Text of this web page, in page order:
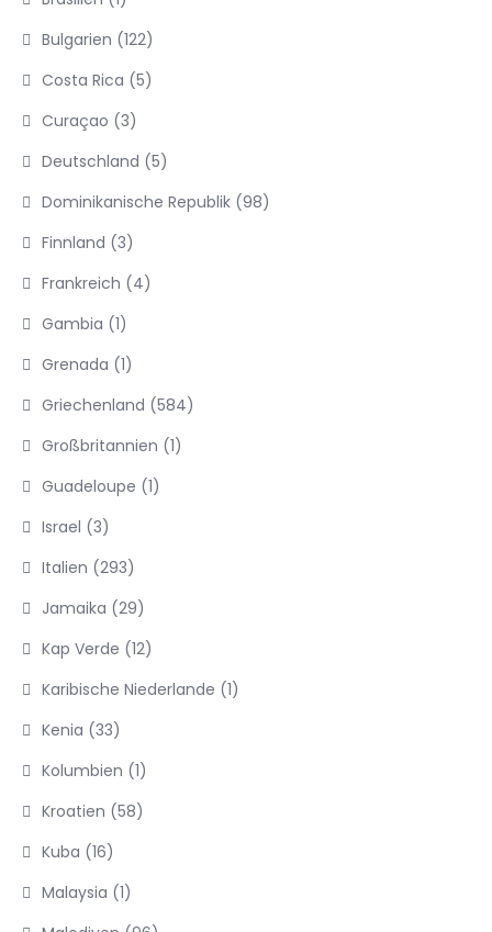
Bulgarien (122)
Costa Rica (5)
Curaçao (3)
Deutschland (5)
Dominikanische Republik (98)
Finnland (3)
Frankreich (4)
Gambia (1)
Grenada (1)
Griechenland (584)
Großbritannien (1)
Guadeloupe (1)
Israel (3)
Italien (293)
Jamaika (29)
Kap Verde (12)
Karibische Niederlande (1)
Kenia (33)
Kolumbien (1)
Kroatien (58)
Kuba (16)
Malaysia (1)